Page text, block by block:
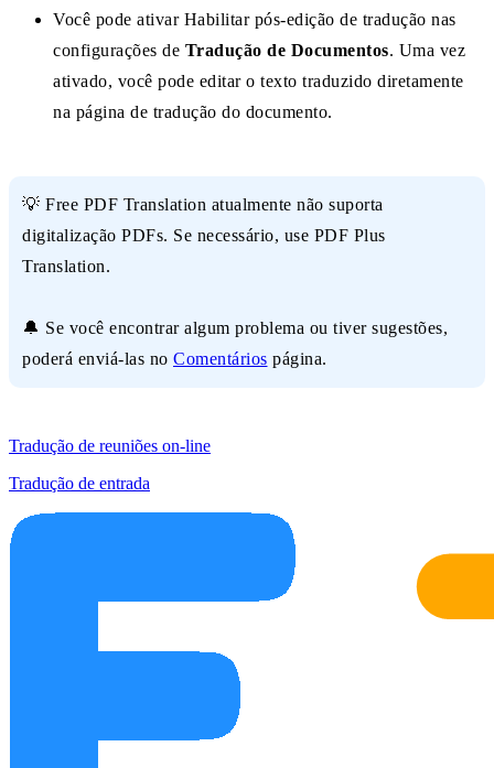
Você pode ativar Habilitar pós-edição de tradução nas
configurações de Tradução de Documentos. Uma vez
ativado, você pode editar o texto traduzido diretamente
na página de tradução do documento.
💡 Free PDF Translation atualmente não suporta
digitalização PDFs. Se necessário, use PDF Plus
Translation.
🔔 Se você encontrar algum problema ou tiver sugestões,
poderá enviá-las no Comentários página.
Tradução de reuniões on-line
Tradução de entrada